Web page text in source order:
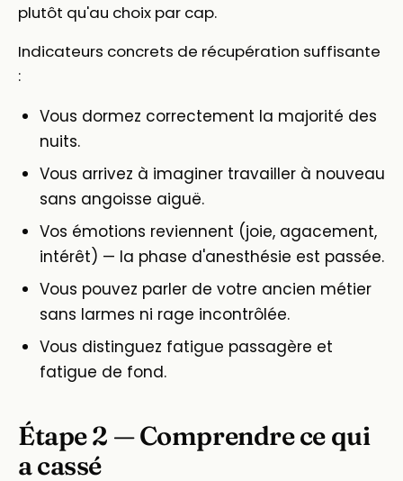
plutôt qu'au choix par cap.
Indicateurs concrets de récupération suffisante
:
Vous dormez correctement la majorité des
nuits.
Vous arrivez à imaginer travailler à nouveau
sans angoisse aiguë.
Vos émotions reviennent (joie, agacement,
intérêt) — la phase d'anesthésie est passée.
Vous pouvez parler de votre ancien métier
sans larmes ni rage incontrôlée.
Vous distinguez fatigue passagère et
fatigue de fond.
Étape 2 — Comprendre ce qui
a cassé